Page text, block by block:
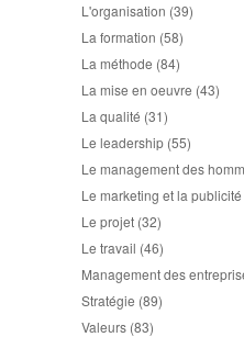
L'organisation (39)
La formation (58)
La méthode (84)
La mise en oeuvre (43)
La qualité (31)
Le leadership (55)
Le management des
Le marketing et la publicité
Le projet (32)
Le travail (46)
Management des
Stratégie (89)
Valeurs (83)